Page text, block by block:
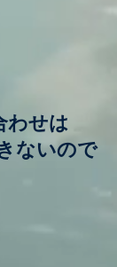
わせは
ないので